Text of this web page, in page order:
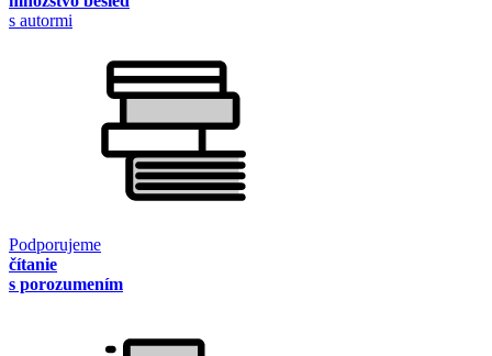
s autormi
Podporujeme
čítanie
s porozumením